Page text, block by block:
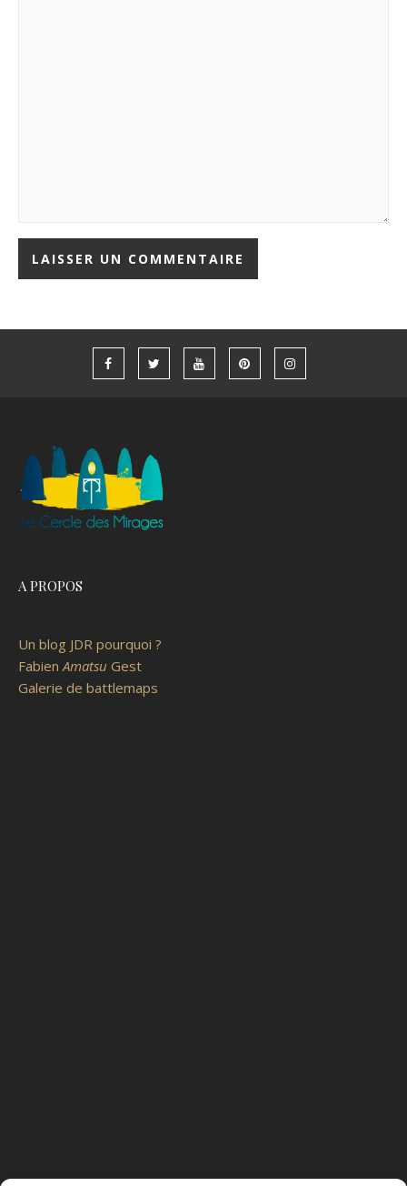
A PROPOS
Un blog JDR pourquoi ?
Fabien Amatsu Gest
Galerie de battlemaps